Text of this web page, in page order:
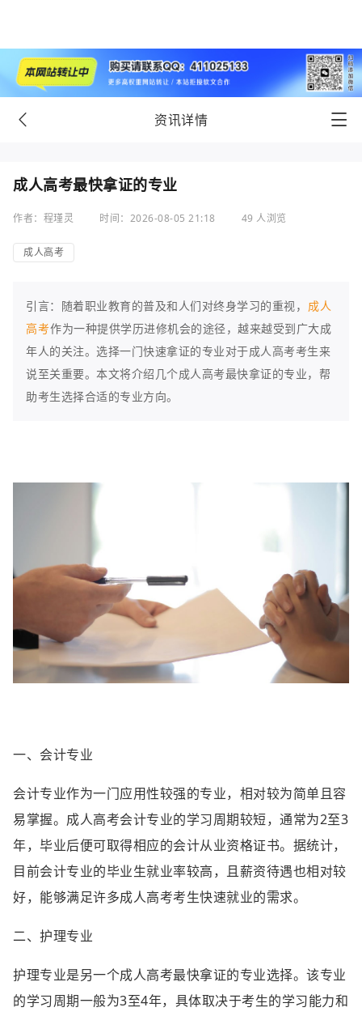
资讯详情
成人高考最快拿证的专业
作者：程瑾灵 时间：2026-08-05 21:18 49 人浏览
成人高考
引言：随着职业教育的普及和人们对终身学习的重视， 成人
高考作为一种提供学历进修机会的途径，越来越受到广大成
年人的关注。选择一门快速拿证的专业对于成人高考考生来
说至关重要。本文将介绍几个成人高考最快拿证的专业，帮
助考生选择合适的专业方向。
一、会计专业
会计专业作为一门应用性较强的专业，相对较为简单且容
易掌握。成人高考会计专业的学习周期较短，通常为2至3
年，毕业后便可取得相应的会计从业资格证书。据统计，
目前会计专业的毕业生就业率较高，且薪资待遇也相对较
好，能够满足许多成人高考考生快速就业的需求。
二、护理专业
护理专业是另一个成人高考最快拿证的专业选择。该专业
的学习周期一般为3至4年，具体取决于考生的学习能力和